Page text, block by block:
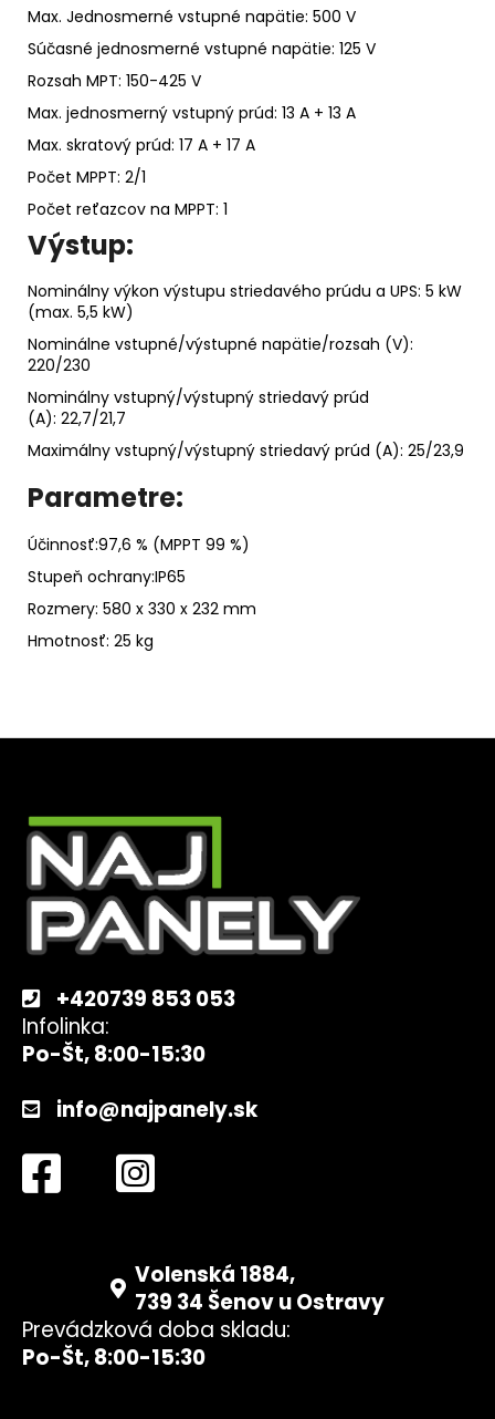
Max. Jednosmerné vstupné napätie: 500 V
Súčasné jednosmerné vstupné napätie: 125 V
Rozsah MPT: 150-425 V
Max. jednosmerný vstupný prúd: 13 A + 13 A
Max. skratový prúd: 17 A + 17 A
Počet MPPT: 2/1
Počet reťazcov na MPPT: 1
Výstup:
Nominálny výkon výstupu striedavého prúdu a UPS: 5 kW
(max. 5,5 kW)
Nominálne vstupné/výstupné napätie/rozsah (V):
220/230
Nominálny vstupný/výstupný striedavý prúd
(A): 22,7/21,7
Maximálny vstupný/výstupný striedavý prúd (A): 25/23,9
Parametre:
Účinnosť:97,6 % (MPPT 99 %)
Stupeň ochrany:IP65
Rozmery: 580 x 330 x 232 mm
Hmotnosť: 25 kg
+420739 853 053
Infolinka:
Po-Št, 8:00-15:30
info@najpanely.sk
Volenská 1884,
739 34 Šenov u Ostravy
Prevádzková doba skladu:
Po-Št, 8:00-15:30